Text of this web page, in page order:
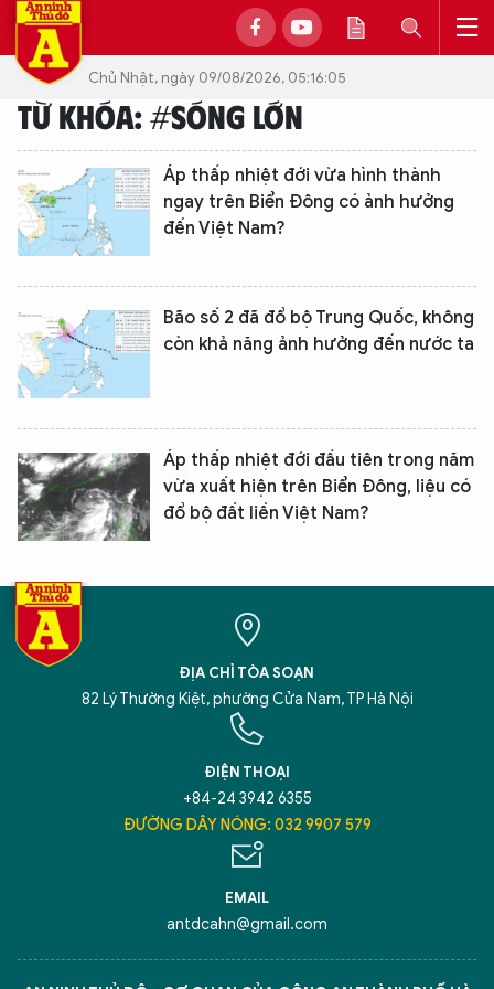
Chủ Nhật, ngày 09/08/2026, 05:16:05
TỪ KHÓA: #SÓNG LỚN
Áp thấp nhiệt đới vừa hình thành
ngay trên Biển Đông có ảnh hưởng
đến Việt Nam?
Bão số 2 đã đổ bộ Trung Quốc, không
còn khả năng ảnh hưởng đến nước ta
Áp thấp nhiệt đới đầu tiên trong năm
vừa xuất hiện trên Biển Đông, liệu có
đổ bộ đất liền Việt Nam?
ĐỊA CHỈ TÒA SOẠN
82 Lý Thường Kiệt, phường Cửa Nam, TP Hà Nội
ĐIỆN THOẠI
+84-24 3942 6355
ĐƯỜNG DÂY NÓNG: 032 9907 579
EMAIL
antdcahn@gmail.com
XIN CHÀO,
TÔI LÀ CHATBOT CỦA
Hãy hỏi tôi bất kỳ điều gì bạn cần biết về
An Ninh Thủ Đô nhé. Tôi sẵn sàng hỗ trợ!